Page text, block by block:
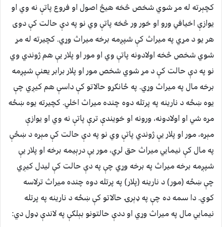
کچېرته له مړ شوي شخص څخه هيڅ اصول او فروع پاتې نه وي او
يوازې اخيافي ورو او خور ور څخه پاتې وي نو په دې حالت کې دوی
هر يو د مړي په ميراث کې شپږمه برخه ميراث وړي. کچیرته له مړ
شوي شخص څخه اولادونه پاتې وي او مور او پلار يې هم ژوندي وي
نو په دې حالت کې د مړ شوي شخص مور او پلار برابر يعنې شپږمه
برخه مال په ميراث وړي. په ځانګړو حالاتو کې داسې هم کيږي چې
يوه ښځه د نارينه په پرتله دوه چنده ميراث اخلي. کچيرته يوه ښځه
مړه شي او اولادونه، ورونه او خويندې ترې پاتې نه وي او يوازې
مېړه، مور او پلار يې ژوندي پاتې وي نو په دې حالت کې مېړه د ښځې
په مال کې نيمايي ميراث حق لري، مور يې درېيمه برخه او پلار يې
شپږمه برخه ميراث په برخه وړي چې په دې حالت کې ليدل کيږي
چې ښځه (مور) د نارينه (پلار) په پرتله دوه چنده ميراث ترلاسه
کوي. دا سمه ده چې په ډېرۍ حالاتو کې ښځه د نارينه په پرتله
نيمايي مال په ميراث وړي او ددې حالتونو بېلګې په لاندې ډول دي: